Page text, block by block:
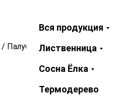
Закрыть
Вся продукция
Лиственница
Сосна Ёлка
Термодерево
/ Палубная доска из